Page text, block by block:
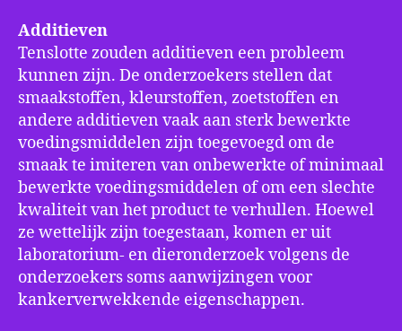
Additieven
Tenslotte zouden additieven een probleem
kunnen zijn. De onderzoekers stellen dat
smaakstoffen, kleurstoffen, zoetstoffen en
andere additieven vaak aan sterk bewerkte
voedingsmiddelen zijn toegevoegd om de
smaak te imiteren van onbewerkte of minimaal
bewerkte voedingsmiddelen of om een slechte
kwaliteit van het product te verhullen. Hoewel
ze wettelijk zijn toegestaan, komen er uit
laboratorium- en dieronderzoek volgens de
onderzoekers soms aanwijzingen voor
kankerverwekkende eigenschappen.